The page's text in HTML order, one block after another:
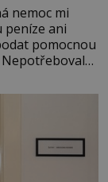
nemoc mi
peníze ani
pomocnou
jsem